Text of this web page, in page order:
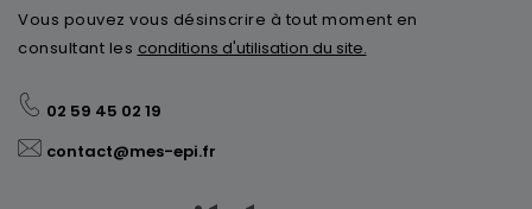
Vous pouvez vous désinscrire à tout moment en
consultant les conditions d'utilisation du site.
02 59 45 02 19
contact@mes-epi.fr